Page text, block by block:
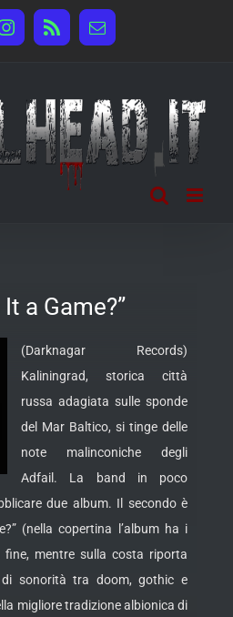
Instagram
Rss Email
a Game?”
(Darknagar Records)
Kaliningrad, storica città
russa adagiata sulle sponde
del Mar Baltico, si tinge delle
note malinconiche degli
Adfail. La band in poco
due album. Il secondo è
(nella copertina l’album ha i
fine, mentre sulla costa riporta
di sonorità tra doom, gothic e
migliore tradizione albionica di